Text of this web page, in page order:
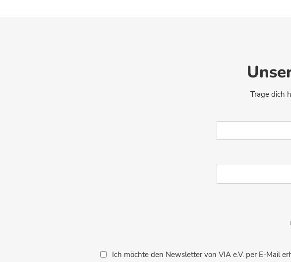
Trage dich
Ich möchte den Newsletter von VIA e.V. per E-Mail